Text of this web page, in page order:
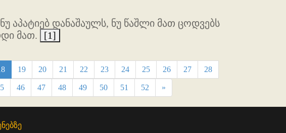
აპატიებ დანაშაულს, ნუ წაშლი მათ ცოდვებს
მათ.
[1]
19 20 21 22 23 24 25 26 27 28
46 47 48 49 50 51 52 »